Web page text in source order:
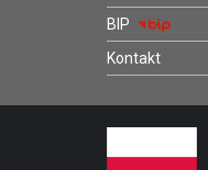
BIP
Kontakt